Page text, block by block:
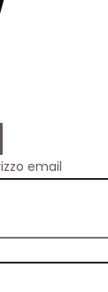
email